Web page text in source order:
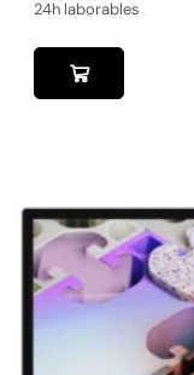
24h laborables